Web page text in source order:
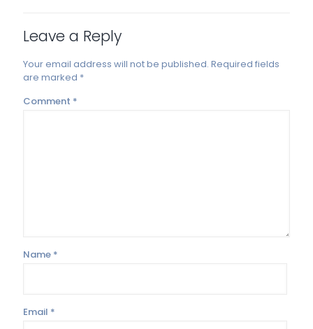
Leave a Reply
Your email address will not be published. Required fields
are marked *
Comment *
Name *
Email *